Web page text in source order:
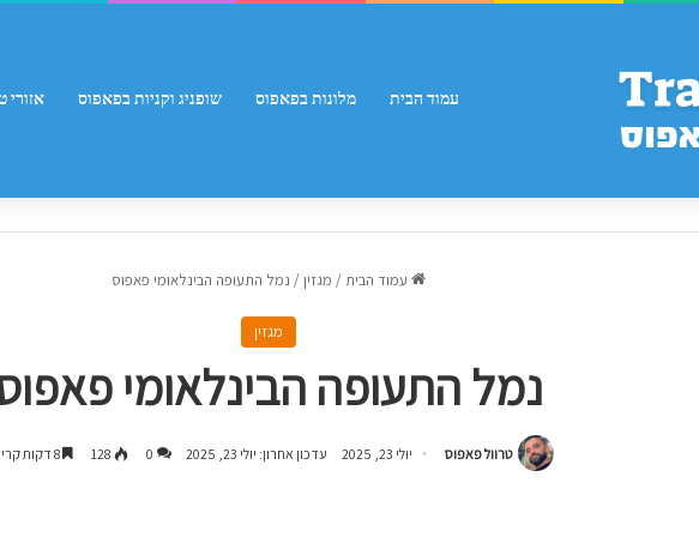
עמוד הבית מלונות בפאפוס שופניג וקניות בפאפוס אזורי
עמוד הבית/ מגזין / נמל התעופה הבינלאומי פאפוס
מגזין
נמל התעופה הבינלאומי
טרוול פאפוס יולי 23, 2025 עדכון אחרון: יולי 23, 2025 0
128 8 דקות קריאה